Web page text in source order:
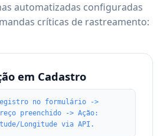
automatizadas configuradas
críticas de rastreamento:
em Cadastro
no formulário ->
preenchido -> Ação:
Longitude via API.